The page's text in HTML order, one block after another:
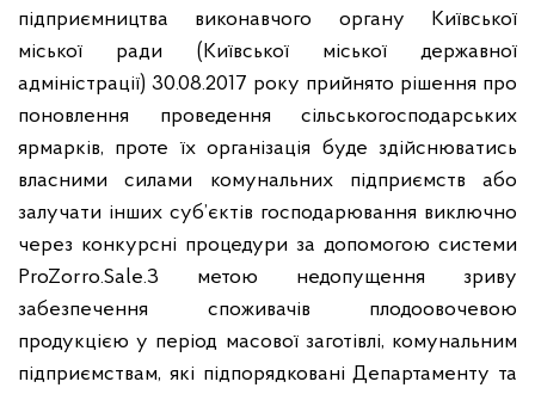
підприємництва виконавчого органу Київської
міської ради (Київської міської державної
адміністрації) 30.08.2017 року прийнято рішення про
поновлення проведення сільськогосподарських
ярмарків, проте їх організація буде здійснюватись
власними силами комунальних підприємств або
залучати інших суб’єктів господарювання виключно
через конкурсні процедури за допомогою системи
ProZorro.Sale.З метою недопущення зриву
забезпечення споживачів плодоовочевою
продукцією у період масової заготівлі, комунальним
підприємствам, які підпорядковані Департаменту та